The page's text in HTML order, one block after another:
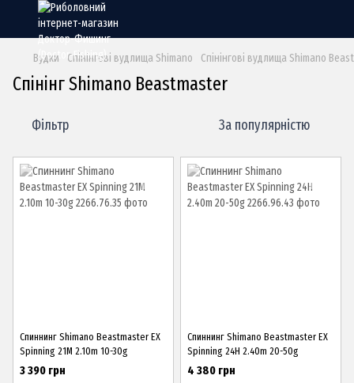
Вудки Спінінгові вудлища Shimano Спінінгові вудлища Shimano
Спінінг Shimano Beastmaster
Фільтр За популярністю
Спиннинг Shimano Beastmaster EX
Spinning 21M 2.10m 10-30g
3 390 грн
Спиннинг Shimano Beastmaster EX
Spinning 24H 2.40m 20-50g
4 380 грн